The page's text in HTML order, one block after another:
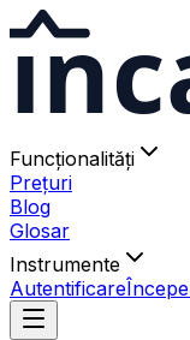
Funcționalități
Prețuri
Blog
Glosar
Instrumente
Autentificare